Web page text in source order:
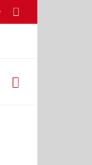
Mail